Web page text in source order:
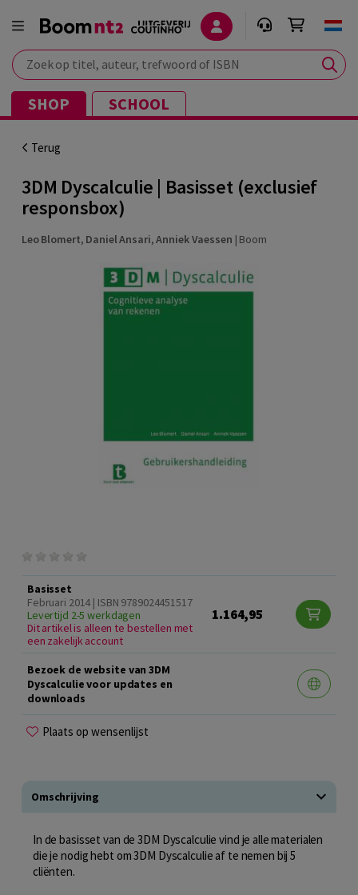
Zoek op titel, auteur, trefwoord of ISBN
SHOP SCHOOL
Terug
3DM Dyscalculie | Basisset (exclusief
responsbox)
Leo Blomert, Daniel Ansari,Anniek Vaessen | Boom
Basisset
Februari 2014 | ISBN 9789024451517
Levertijd 2-5 werkdagen
Dit artikel is alleen te bestellen met
een zakelijk account
1.164,95
Bezoek de website van 3DM
Dyscalculie voor updates en
downloads
Plaats op wensenlijst
Omschrijving
In de basisset van de 3DM Dyscalculie vind je alle materialen
die je nodig hebt om 3DM Dyscalculie af te nemen bij 5
cliënten.